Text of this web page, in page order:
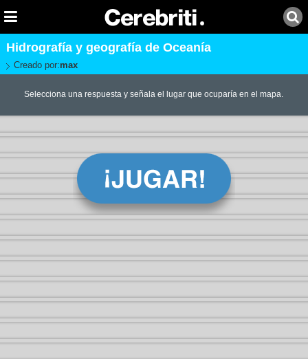
Hidrografía y geografía de Oceanía
Creado por:max
Selecciona una respuesta y señala el lugar que ocuparía en el mapa.